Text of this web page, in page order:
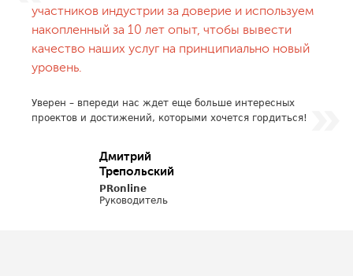
участников индустрии за доверие и используем
накопленный за 10 лет опыт, чтобы вывести
качество наших услуг на принципиально новый
уровень.
Уверен – впереди нас ждет еще больше интересных
проектов и достижений, которыми хочется гордиться!
Дмитрий
Трепольский
PRonline
Руководитель